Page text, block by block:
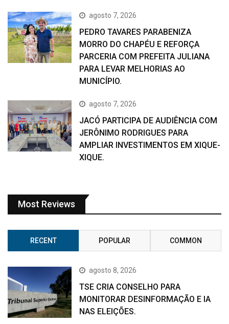
agosto 7, 2026
PEDRO TAVARES PARABENIZA
MORRO DO CHAPÉU E REFORÇA
PARCERIA COM PREFEITA JULIANA
PARA LEVAR MELHORIAS AO
MUNICÍPIO.
agosto 7, 2026
JACÓ PARTICIPA DE AUDIÊNCIA COM
JERÔNIMO RODRIGUES PARA
AMPLIAR INVESTIMENTOS EM XIQUE-
XIQUE.
Most Reviews
RECENT POPULAR COMMON
agosto 8, 2026
TSE CRIA CONSELHO PARA
MONITORAR DESINFORMAÇÃO E IA
NAS ELEIÇÕES.